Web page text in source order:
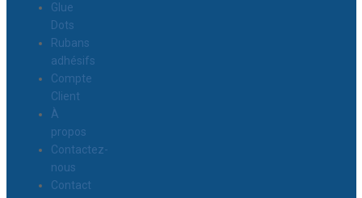
Glue
Dots
Rubans
adhésifs
Compte
Client
À
propos
Contactez-
nous
Contact